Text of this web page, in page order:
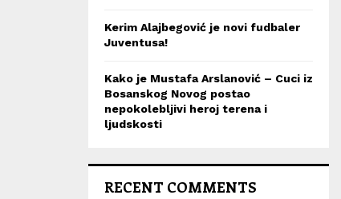
Kerim Alajbegović je novi fudbaler
Juventusa!
Kako je Mustafa Arslanović – Cuci iz
Bosanskog Novog postao
nepokolebljivi heroj terena i
ljudskosti
RECENT COMMENTS